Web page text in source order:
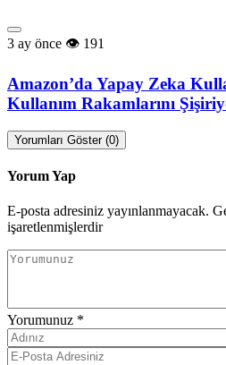
3 ay önce 191
Amazon’da Yapay Zeka
Kullanım Rakamlarını
Yorumları Göster (0)
Yorum Yap
E-posta adresiniz yayınlanmayacak.
işaretlenmişlerdir
Yorumunuz *